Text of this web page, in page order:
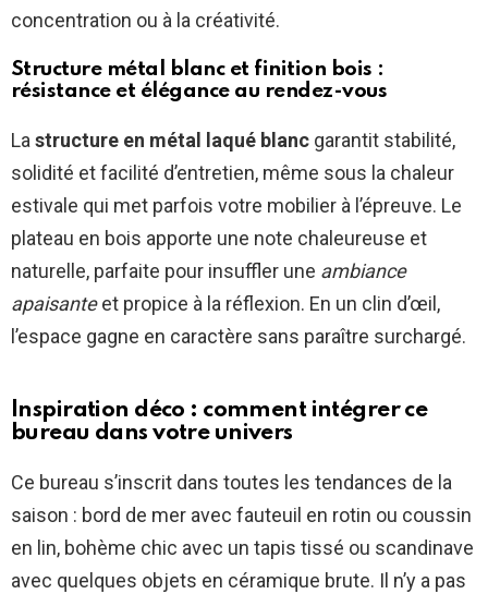
concentration ou à la créativité.
Structure métal blanc et finition bois :
résistance et élégance au rendez-vous
La structure en métal laqué blanc garantit stabilité,
solidité et facilité d’entretien, même sous la chaleur
estivale qui met parfois votre mobilier à l’épreuve. Le
plateau en bois apporte une note chaleureuse et
naturelle, parfaite pour insuffler une ambiance
apaisanteet propice à la réflexion. En un clin d’œil,
l’espace gagne en caractère sans paraître surchargé.
Inspiration déco : comment intégrer ce
bureau dans votre univers
Ce bureau s’inscrit dans toutes les tendances de la
saison : bord de mer avec fauteuil en rotin ou coussin
en lin, bohème chic avec un tapis tissé ou scandinave
avec quelques objets en céramique brute. Il n’y a pas